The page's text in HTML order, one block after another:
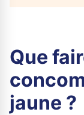
Que
jaune ?